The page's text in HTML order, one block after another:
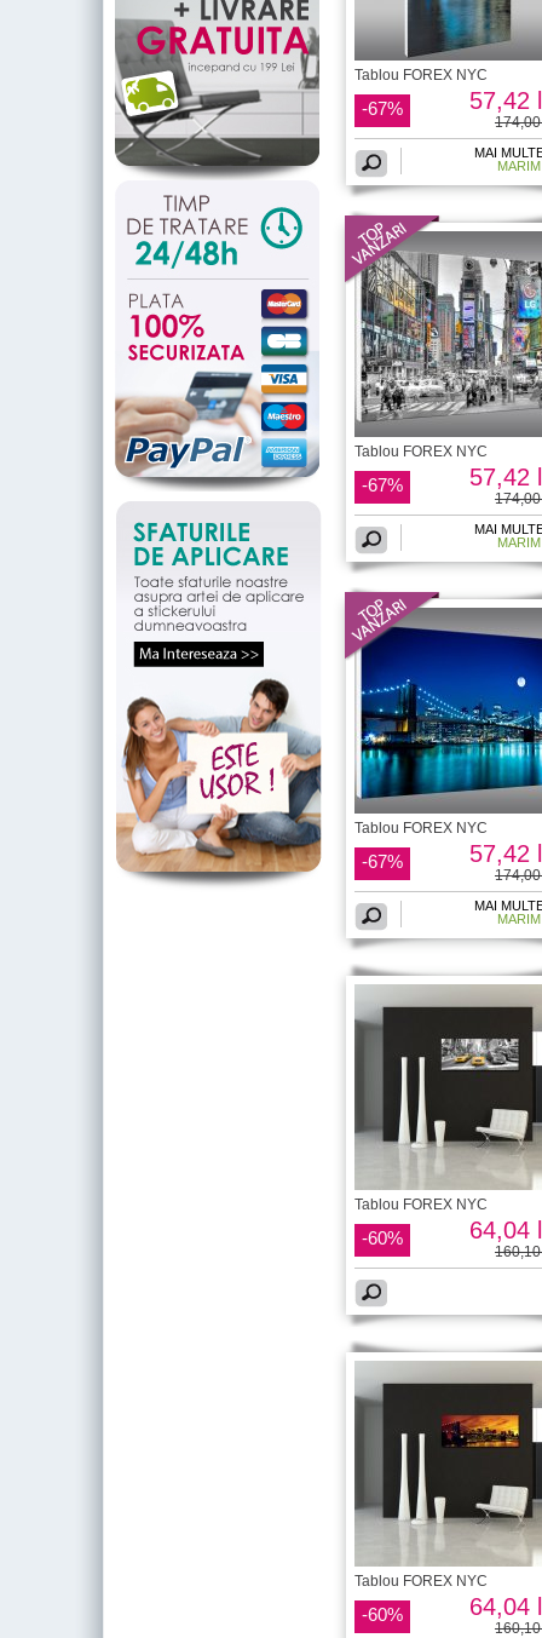
Tablou FOREX NYC
-67% 57,42
MAI
Tablou FOREX NYC
-67% 57,42
MAI
Tablou FOREX NYC
-67% 57,42
MAI
Tablou FOREX NYC
-60% 64,04
Tablou FOREX NYC
-60% 64,04